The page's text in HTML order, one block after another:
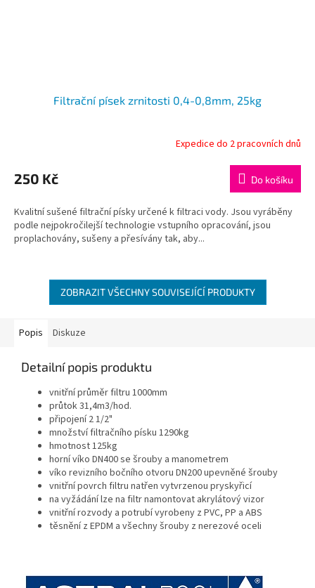
Filtrační písek zrnitosti 0,4-0,8mm, 25kg
Expedice do 2 pracovních dnů
250 Kč Do košíku
Kvalitní sušené filtrační písky určené k filtraci vody. Jsou vyráběny
podle nejpokročilejší technologie vstupního opracování, jsou
proplachovány, sušeny a přesívány tak, aby...
ZOBRAZIT VŠECHNY SOUVISEJÍCÍ PRODUKTY
Popis Diskuze
Detailní popis produktu
vnitřní průměr filtru 1000mm
průtok 31,4m3/hod.
připojení 2 1/2"
množství filtračního písku 1290kg
hmotnost 125kg
horní víko DN400 se šrouby a manometrem
víko revizního bočního otvoru DN200 upevněné šrouby
vnitřní povrch filtru natřen vytvrzenou pryskyřicí
na vyžádání lze na filtr namontovat akrylátový vizor
vnitřní rozvody a potrubí vyrobeny z PVC, PP a ABS
těsnění z EPDM a všechny šrouby z nerezové oceli